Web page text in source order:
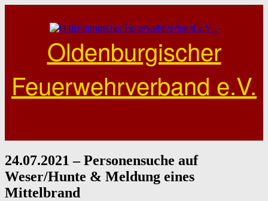
Oldenburgischer
Feuerwehrverband e.V.
24.07.2021 – Personensuche auf
Weser/Hunte & Meldung eines
Mittelbrand